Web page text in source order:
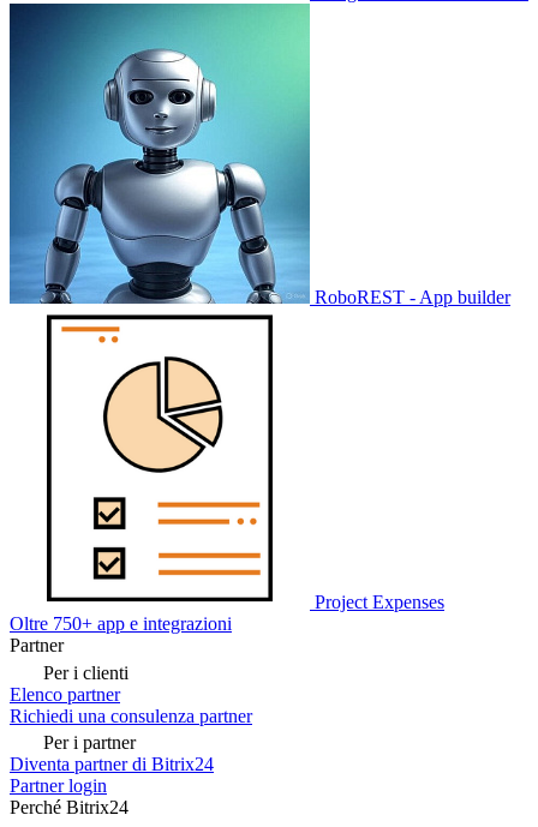
RoboREST - App builder
Project Expenses
Oltre 750+ app e integrazioni
Partner
Per i clienti
Elenco partner
Richiedi una consulenza partner
Per i partner
Diventa partner di Bitrix24
Partner login
Perché Bitrix24